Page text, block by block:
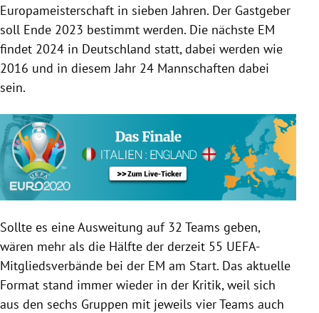
Europameisterschaft in sieben Jahren. Der Gastgeber
soll Ende 2023 bestimmt werden. Die nächste EM
findet 2024 in Deutschland statt, dabei werden wie
2016 und in diesem Jahr 24 Mannschaften dabei
sein.
Sollte es eine Ausweitung auf 32 Teams geben,
wären mehr als die Hälfte der derzeit 55 UEFA-
Mitgliedsverbände bei der EM am Start. Das aktuelle
Format stand immer wieder in der Kritik, weil sich
aus den sechs Gruppen mit jeweils vier Teams auch